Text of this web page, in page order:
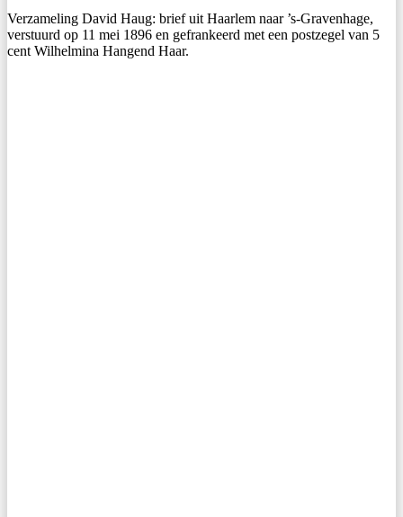
Verzameling David Haug: brief uit Haarlem naar ’s-Gravenhage,
verstuurd op 11 mei 1896 en gefrankeerd met een postzegel van 5
cent Wilhelmina Hangend Haar.